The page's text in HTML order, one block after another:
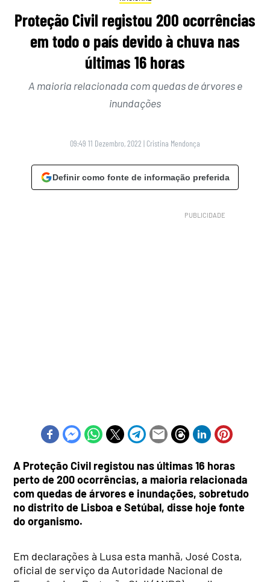
Proteção Civil registou 200 ocorrências
em todo o país devido à chuva nas
últimas 16 horas
A maioria relacionada com quedas de árvores e
inundações
09:49 11 Dezembro, 2022 | Cristina Mendonça
Definir como fonte de informação preferida
A Proteção Civil registou nas últimas 16 horas
perto de 200 ocorrências, a maioria relacionada
com quedas de árvores e inundações, sobretudo
no distrito de Lisboa e Setúbal, disse hoje fonte
do organismo.
Em declarações à Lusa esta manhã, José Costa,
oficial de serviço da Autoridade Nacional de